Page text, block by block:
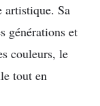
artistique. Sa
générations et
couleurs, le
tout en